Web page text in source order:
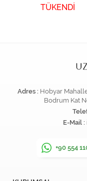
TÜKENDİ
Adres : Hobyar
Bodrum Kat
E-Mail :
+90 554